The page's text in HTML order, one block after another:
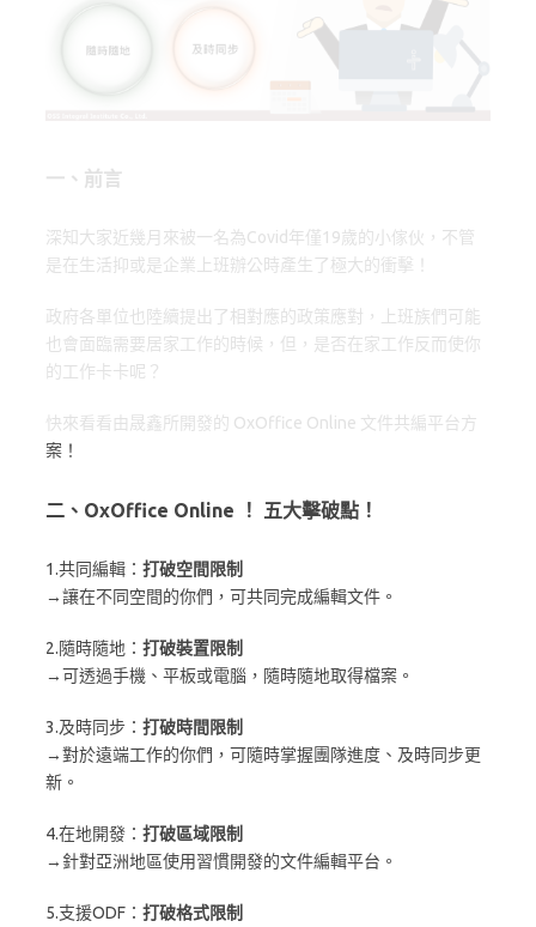
一、前言
深知大家近幾月來被一名為Covid年僅19歲的小傢伙，不管
是在生活抑或是企業上班辦公時產生了極大的衝擊！
政府各單位也陸續提出了相對應的政策應對，上班族們可能
也會面臨需要居家工作的時候，但，是否在家工作反而使你
的工作卡卡呢？
快來看看由晟鑫所開發的 OxOffice Online 文件共編平台方
案！
二、OxOffice Online ！ 五大擊破點！
1.共同編輯： 打破空間限制
→讓在不同空間的你們，可共同完成編輯文件。
2.隨時隨地： 打破裝置限制
→可透過手機、平板或電腦，隨時隨地取得檔案。
3.及時同步： 打破時間限制
→對於遠端工作的你們，可隨時掌握團隊進度、及時同步更
新。
4.在地開發： 打破區域限制
→針對亞洲地區使用習慣開發的文件編輯平台。
5.支援ODF： 打破格式限制